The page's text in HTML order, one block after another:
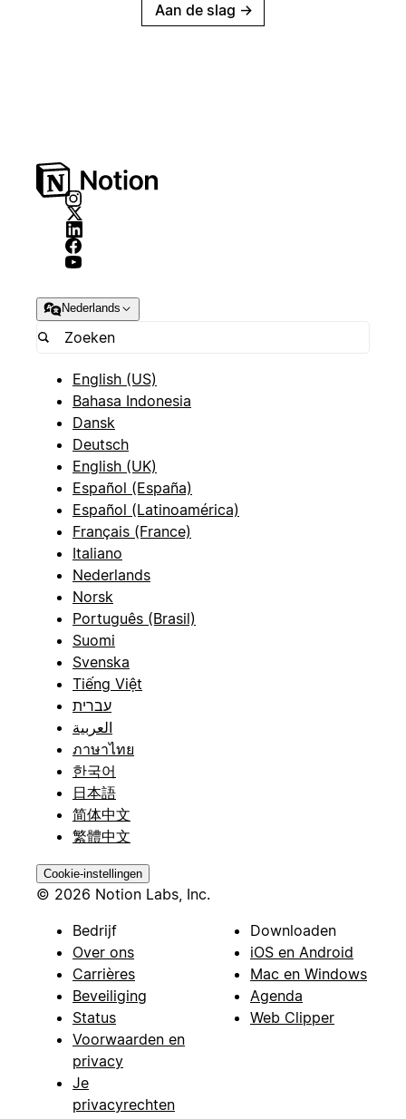
Aan de slag →
Nederlands
English (US)
Bahasa Indonesia
Dansk
Deutsch
English (UK)
Español (España)
Español (Latinoamérica)
Français (France)
Italiano
Nederlands
Norsk
Português (Brasil)
Suomi
Svenska
Tiếng Việt
עברית
العربية
ภาษาไทย
한국어
日本語
简体中文
繁體中文
Cookie-instellingen
© 2026 Notion Labs, Inc.
Bedrijf
Over ons
Carrières
Beveiliging
Status
Voorwaarden en
privacy
Je
privacyrechten
Downloaden
iOS en Android
Mac en Windows
Agenda
Web Clipper